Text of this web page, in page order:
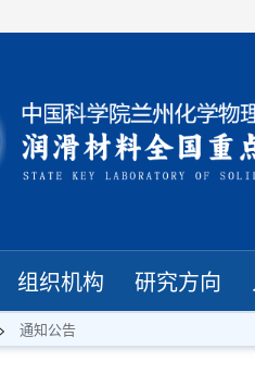
组织机构 研究方向
通知公告